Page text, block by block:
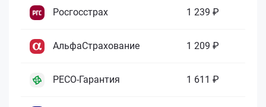
Росгосстрах 1 239 ₽
АльфаСтрахование 1 209 ₽
РЕСО-Гарантия 1 611 ₽